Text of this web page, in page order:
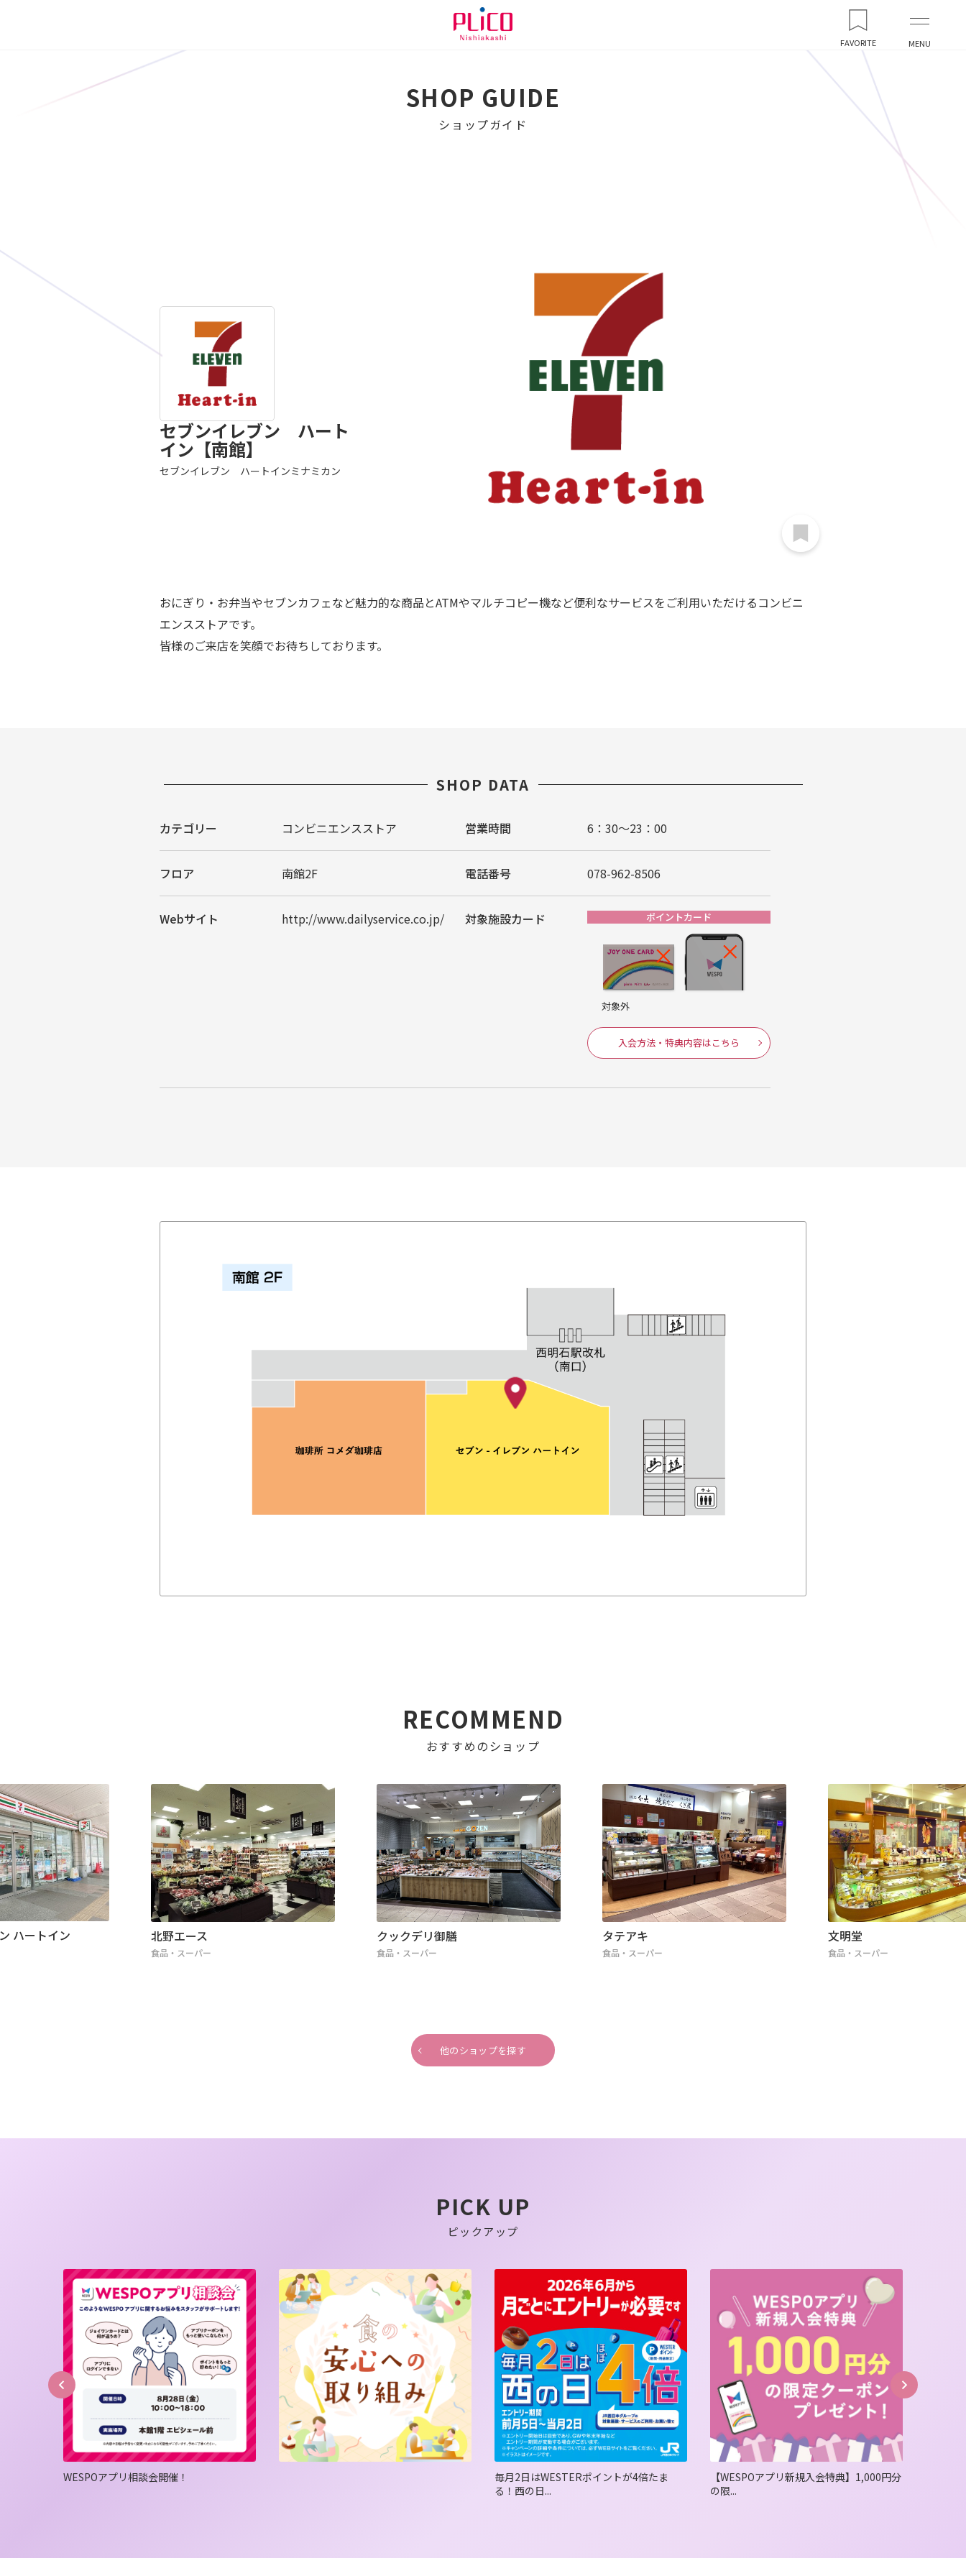
FAVORITE MENU
SHOP GUIDE
ショップガイド
セブンイレブン ハート
イン【南館】
セブンイレブン ハートインミナミカン
おにぎり・お弁当やセブンカフェなど魅力的な商品とATMやマルチコピー機など便利なサービスをご利用いただけるコンビニ
エンスストアです。
皆様のご来店を笑顔でお待ちしております。
SHOP DATA
カテゴリー コンビニエンスストア 営業時間 6：30～23：00
フロア 南館2F 電話番号 078-962-8506
Webサイト http://www.dailyservice.co.jp/ 対象施設カード ポイントカード
対象外
入会方法・特典内容はこちら
RECOMMEND
おすすめのショップ
クックデリ御膳
食品・スーパー
タテアキ
食品・スーパー
文明堂
食品・スーパー
モンロワール
食品・スーパー
他のショップを探す
PICK UP
ピックアップ
【WESPOアプリ新規入会特典】1,000円分
の限...
＜予告＞毎月第２・４金曜日は３倍ポイン
トアップキャ...